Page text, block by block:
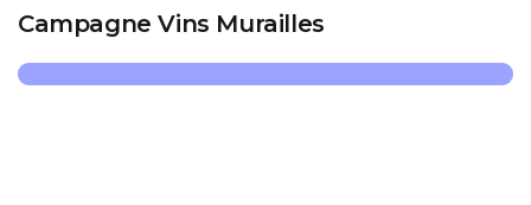
Campagne Vins Murailles